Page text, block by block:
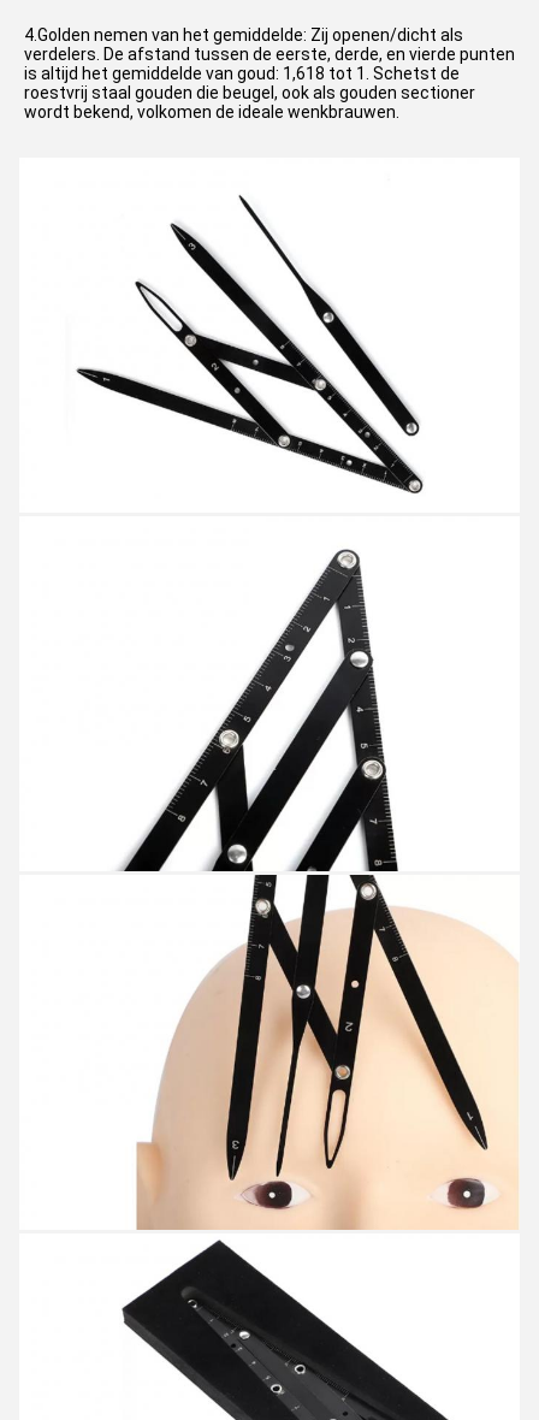
4.Golden nemen van het gemiddelde: Zij openen/dicht als
verdelers. De afstand tussen de eerste, derde, en vierde punten
is altijd het gemiddelde van goud: 1,618 tot 1. Schetst de
roestvrij staal gouden die beugel, ook als gouden sectioner
wordt bekend, volkomen de ideale wenkbrauwen.